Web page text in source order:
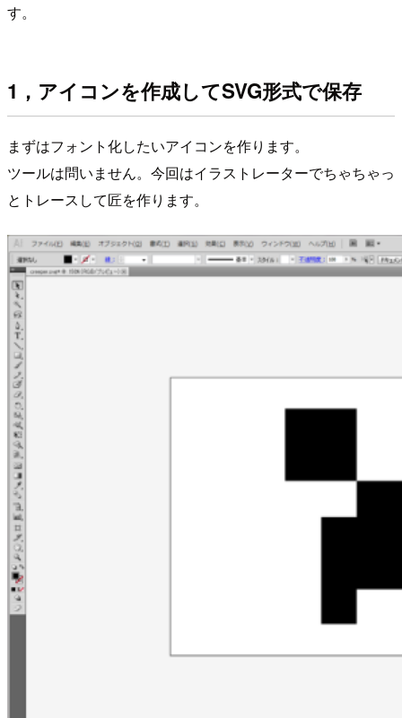
す。
1，アイコンを作成してSVG形式で保存
まずはフォント化したいアイコンを作ります。
ツールは問いません。今回はイラストレーターでちゃちゃっ
とトレースして匠を作ります。